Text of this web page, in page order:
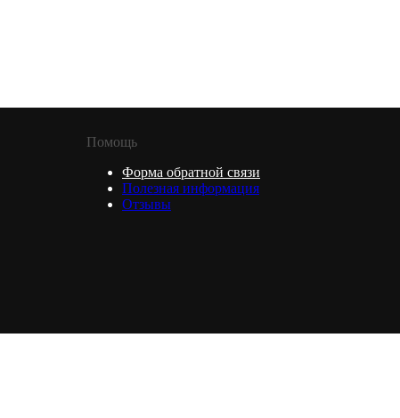
Помощь
Форма обратной связи
Полезная информация
Отзывы